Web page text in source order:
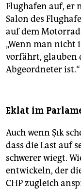
Flughafen auf, er
Salon des
auf dem
„Wenn man nicht
vorfährt, glauben
Abgeordneter ist.“
Eklat im
Auch wenn Şık
dass die Last auf
schwerer wiegt.
entwickeln, der
CHP zugleich